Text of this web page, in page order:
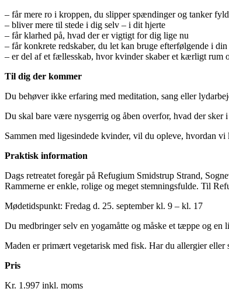
– får mere ro i kroppen, du slipper spændinger og tanker
– bliver mere til stede i dig selv – i dit hjerte
– får klarhed på, hvad der er vigtigt for dig lige nu
– får konkrete redskaber, du let kan bruge efterfølgende i
– er del af et fællesskab, hvor kvinder skaber et kærligt rum
Til dig der kommer
Du behøver ikke erfaring med meditation, sang eller
Du skal bare være nysgerrig og åben overfor, hvad der
Sammen med ligesindede kvinder, vil du opleve, hvordan
Praktisk information
Dags retreatet foregår på Refugium Smidstrup Strand,
Rammerne er enkle, rolige og meget stemningsfulde. Til
Mødetidspunkt: Fredag d. 25. september kl. 9 – kl. 17
Du medbringer selv en yogamåtte og måske et tæppe og en
Maden er primært vegetarisk med fisk. Har du allergier
Pris
Kr. 1.997 inkl. moms